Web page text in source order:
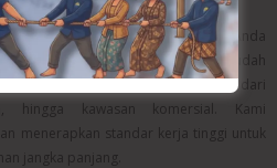
hadir sebagai solusi tepat untuk Anda
talud profesional. Tim kami sudah
berbagai proyek talud, mulai dari
hingga kawasan komersial. Kami
menerapkan standar kerja tinggi untuk
jangka panjang.